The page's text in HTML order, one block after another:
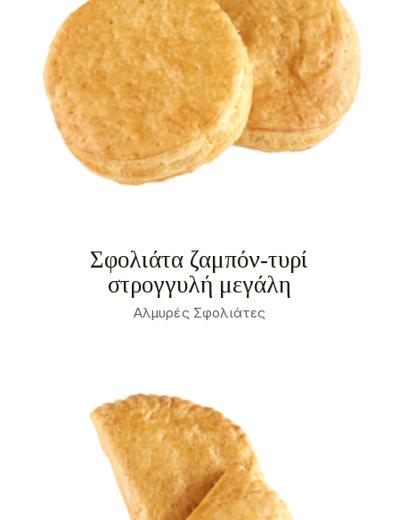
Σφολιάτα ζαμπόν-τυρί
στρογγυλή μεγάλη
Αλμυρές Σφολιάτες